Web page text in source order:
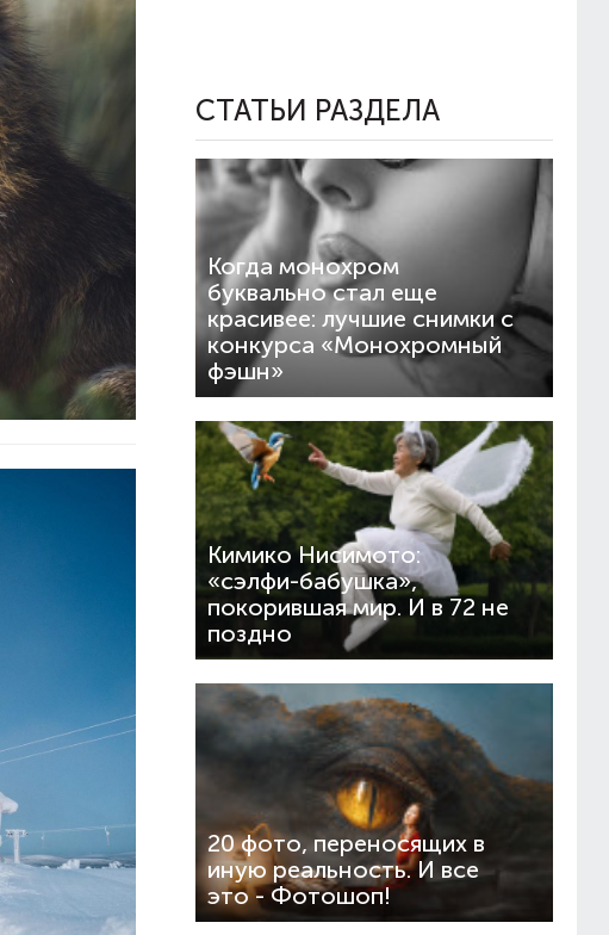
СТАТЬИ РАЗДЕЛА
Когда монохром
буквально стал еще
красивее: лучшие снимки с
конкурса «Монохромный
фэшн»
Кимико Нисимото:
«сэлфи-бабушка»,
покорившая мир. И в 72 не
поздно
20 фото, переносящих в
иную реальность. И все
это - Фотошоп!